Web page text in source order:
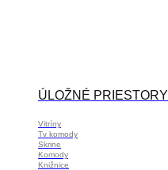
ÚLOŽNÉ PRIESTORY
Vitríny
Tv komody
Skrine
Komody
Knižnice